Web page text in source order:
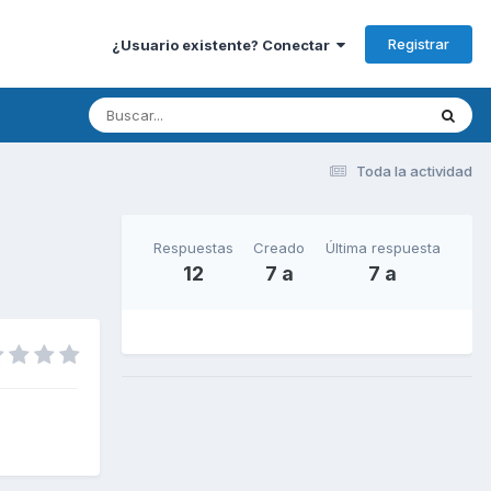
¿Usuario existente? Conectar Registrar
Toda la actividad
Respuestas
12
Creado
7 a
Última respuesta
7 a